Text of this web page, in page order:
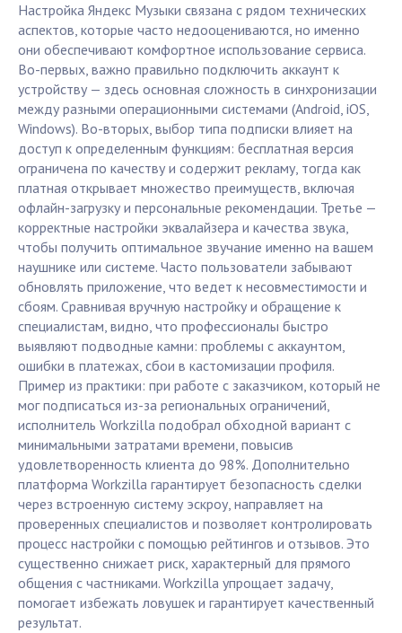
Настройка Яндекс Музыки связана с рядом технических
аспектов, которые часто недооцениваются, но именно
они обеспечивают комфортное использование сервиса.
Во-первых, важно правильно подключить аккаунт к
устройству — здесь основная сложность в синхронизации
между разными операционными системами (Android, iOS,
Windows). Во-вторых, выбор типа подписки влияет на
доступ к определенным функциям: бесплатная версия
ограничена по качеству и содержит рекламу, тогда как
платная открывает множество преимуществ, включая
офлайн-загрузку и персональные рекомендации. Третье —
корректные настройки эквалайзера и качества звука,
чтобы получить оптимальное звучание именно на вашем
наушнике или системе. Часто пользователи забывают
обновлять приложение, что ведет к несовместимости и
сбоям. Сравнивая вручную настройку и обращение к
специалистам, видно, что профессионалы быстро
выявляют подводные камни: проблемы с аккаунтом,
ошибки в платежах, сбои в кастомизации профиля.
Пример из практики: при работе с заказчиком, который не
мог подписаться из-за региональных ограничений,
исполнитель Workzilla подобрал обходной вариант с
минимальными затратами времени, повысив
удовлетворенность клиента до 98%. Дополнительно
платформа Workzilla гарантирует безопасность сделки
через встроенную систему эскроу, направляет на
проверенных специалистов и позволяет контролировать
процесс настройки с помощью рейтингов и отзывов. Это
существенно снижает риск, характерный для прямого
общения с частниками. Workzilla упрощает задачу,
помогает избежать ловушек и гарантирует качественный
результат.